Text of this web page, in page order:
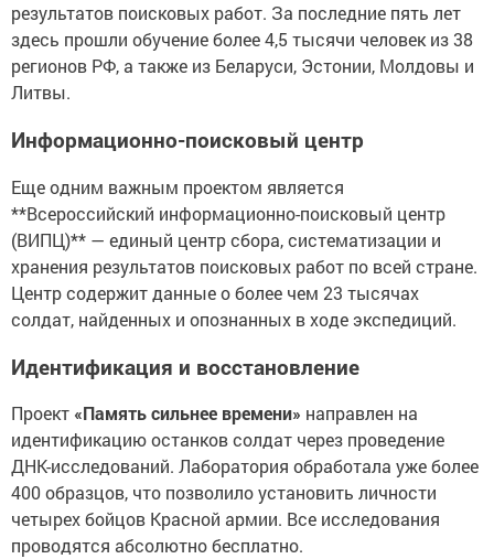
результатов поисковых работ. За последние пять лет
здесь прошли обучение более 4,5 тысячи человек из 38
регионов РФ, а также из Беларуси, Эстонии, Молдовы и
Литвы.
Информационно-поисковый центр
Еще одним важным проектом является
**Всероссийский информационно-поисковый центр
(ВИПЦ)** — единый центр сбора, систематизации и
хранения результатов поисковых работ по всей стране.
Центр содержит данные о более чем 23 тысячах
солдат, найденных и опознанных в ходе экспедиций.
Идентификация и восстановление
Проект «Память сильнее времени» направлен на
идентификацию останков солдат через проведение
ДНК-исследований. Лаборатория обработала уже более
400 образцов, что позволило установить личности
четырех бойцов Красной армии. Все исследования
проводятся абсолютно бесплатно.